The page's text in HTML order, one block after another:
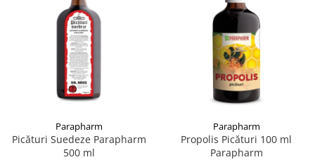
Parapharm
Picături Suedeze Parapharm
500 ml
Parapharm
Propolis Picături 100 ml
Parapharm